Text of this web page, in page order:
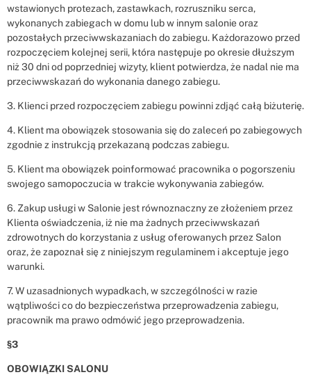
wstawionych protezach, zastawkach, rozruszniku serca,
wykonanych zabiegach w domu lub w innym salonie oraz
pozostałych przeciwwskazaniach do zabiegu. Każdorazowo przed
rozpoczęciem kolejnej serii, która następuje po okresie dłuższym
niż 30 dni od poprzedniej wizyty, klient potwierdza, że nadal nie ma
przeciwwskazań do wykonania danego zabiegu.
3. Klienci przed rozpoczęciem zabiegu powinni zdjąć całą biżuterię.
4. Klient ma obowiązek stosowania się do zaleceń po zabiegowych
zgodnie z instrukcją przekazaną podczas zabiegu.
5. Klient ma obowiązek poinformować pracownika o pogorszeniu
swojego samopoczucia w trakcie wykonywania zabiegów.
6. Zakup usługi w Salonie jest równoznaczny ze złożeniem przez
Klienta oświadczenia, iż nie ma żadnych przeciwwskazań
zdrowotnych do korzystania z usług oferowanych przez Salon
oraz, że zapoznał się z niniejszym regulaminem i akceptuje jego
warunki.
7. W uzasadnionych wypadkach, w szczególności w razie
wątpliwości co do bezpieczeństwa przeprowadzenia zabiegu,
pracownik ma prawo odmówić jego przeprowadzenia.
§3
OBOWIĄZKI SALONU